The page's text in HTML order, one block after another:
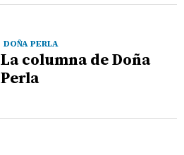
DOÑA PERLA
La columna de Doña
Perla